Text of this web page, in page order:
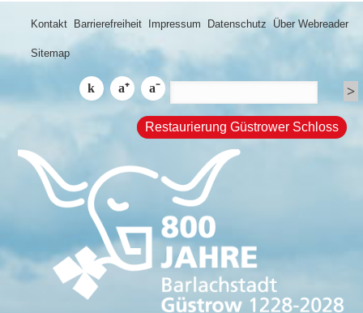
Kontakt Barrierefreiheit Impressum Datenschutz Über Webreader
Sitemap
Restaurierung Güstrower Schloss